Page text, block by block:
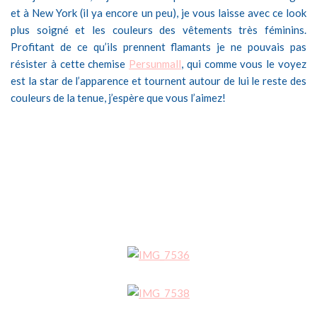
et à New York (il ya encore un peu), je vous laisse avec ce look
plus soigné et les couleurs des vêtements très féminins.
Profitant de ce qu’ils prennent flamants je ne pouvais pas
résister à cette chemise Persunmall, qui comme vous le voyez
est la star de l’apparence et tournent autour de lui le reste des
couleurs de la tenue, j’espère que vous l’aimez!